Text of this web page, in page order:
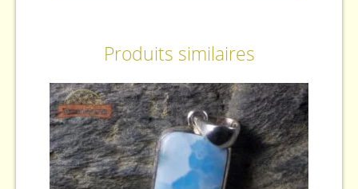
Produits similaires